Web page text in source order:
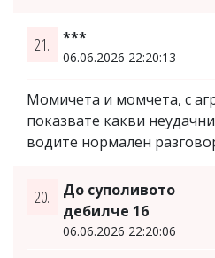
21. ***
06.06.2026 22:20:13
Момичета и момчета, с
показвате какви
водите нормален
20.
До суполивото
дебилче 16
06.06.2026 22:20:06